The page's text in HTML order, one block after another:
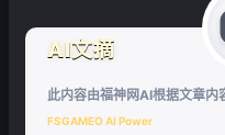
AI文摘
此内容由福神网AI根据文章
FSGAMEO AI Power